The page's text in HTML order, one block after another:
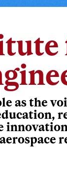
as the